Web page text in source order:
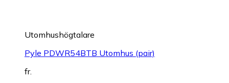
Utomhushögtalare
Pyle PDWR54BTB Utomhus (pair)
fr.